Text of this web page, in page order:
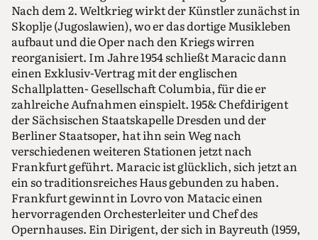
Nach dem 2. Weltkrieg wirkt der Künstler zunächst in
Skoplje (Jugoslawien), wo er das dortige Musikleben
aufbaut und die Oper nach den Kriegs wirren
reorganisiert. Im Jahre 1954 schließt Maracic dann
einen Exklusiv-Vertrag mit der englischen
Schallplatten- Gesellschaft Columbia, für die er
zahlreiche Aufnahmen einspielt. 195& Chefdirigent
der Sächsischen Staatskapelle Dresden und der
Berliner Staatsoper, hat ihn sein Weg nach
verschiedenen weiteren Stationen jetzt nach
Frankfurt geführt. Maracic ist glücklich, sich jetzt an
ein so traditionsreiches Haus gebunden zu haben.
Frankfurt gewinnt in Lovro von Matacic einen
hervorragenden Orchesterleiter und Chef des
Opernhauses. Ein Dirigent, der sich in Bayreuth (1959,